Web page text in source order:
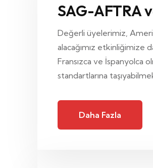
SAG-AFTRA
Değerli üyelerimiz,
alacağımız etkinliğimize
Fransızca ve İspanyolca
standartlarına
Daha Fazla